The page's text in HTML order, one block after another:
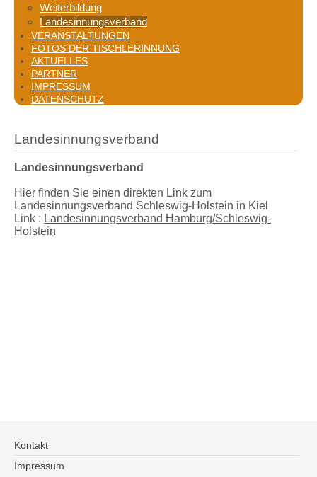
Weiterbildung
Landesinnungsverband
VERANSTALTUNGEN
FOTOS DER TISCHLERINNUNG
AKTUELLES
PARTNER
IMPRESSUM
DATENSCHUTZ
Landesinnungsverband
Landesinnungsverband
Hier finden Sie einen direkten Link zum
Landesinnungsverband Schleswig-Holstein in Kiel
Link : Landesinnungsverband Hamburg/Schleswig-
Holstein
Kontakt
Impressum